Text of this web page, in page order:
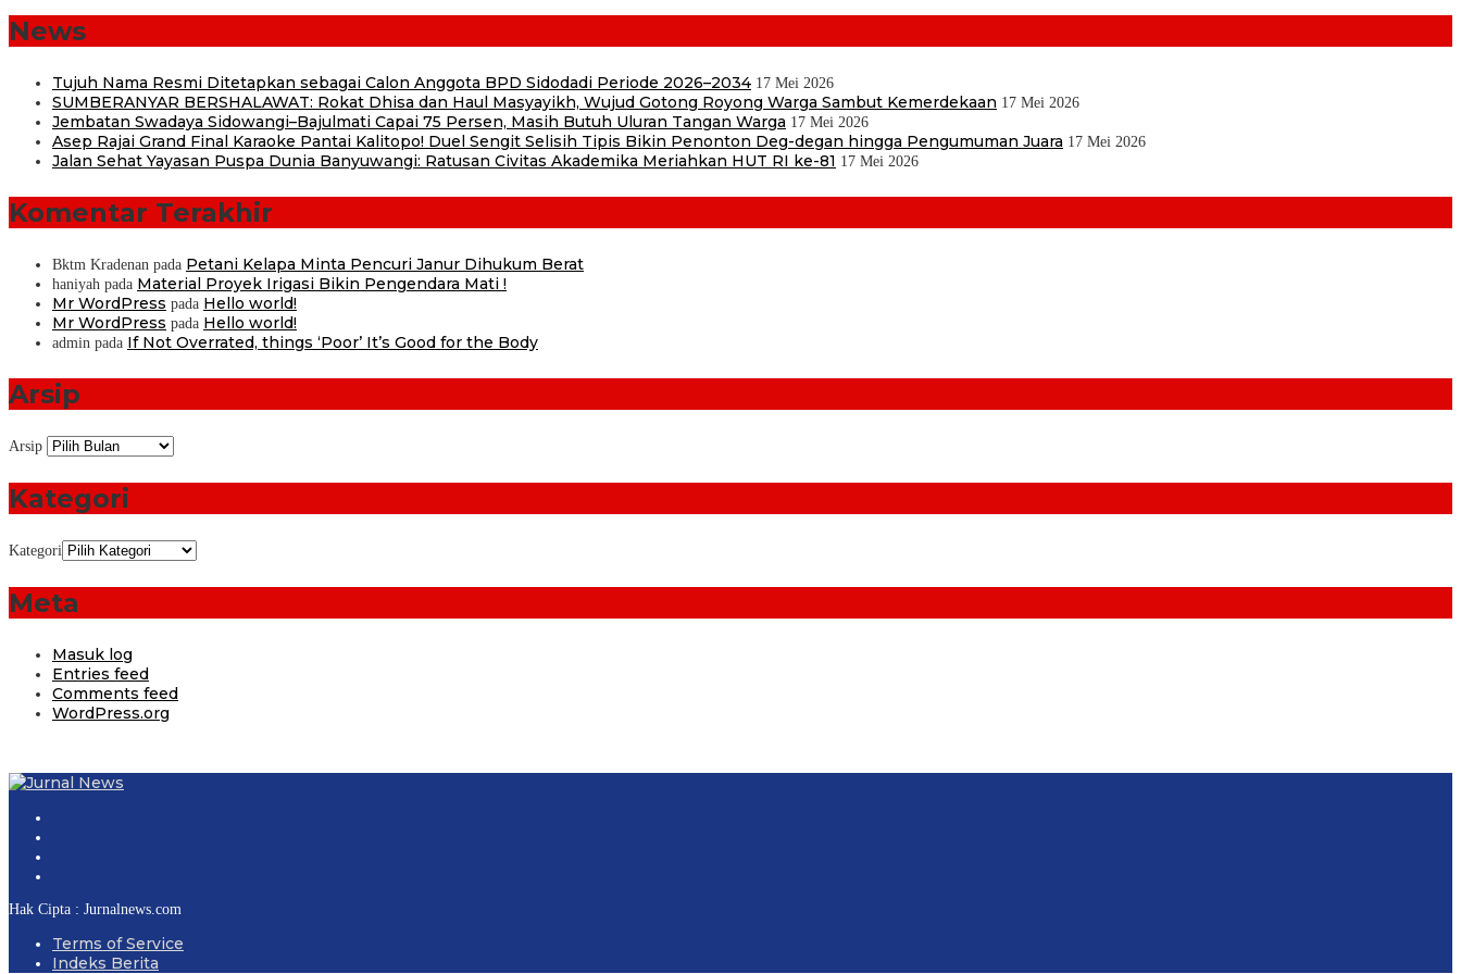
News
Tujuh Nama Resmi Ditetapkan sebagai Calon Anggota BPD Sidodadi Periode 2026–2034 17 Mei 2026
SUMBERANYAR BERSHALAWAT: Rokat Dhisa dan Haul Masyayikh, Wujud Gotong Royong Warga Sambut Kemerdekaan 17 Mei 2026
Jembatan Swadaya Sidowangi–Bajulmati Capai 75 Persen, Masih Butuh Uluran Tangan Warga 17 Mei 2026
Asep Rajai Grand Final Karaoke Pantai Kalitopo! Duel Sengit Selisih Tipis Bikin Penonton Deg-degan hingga Pengumuman Juara 17 Mei 2026
Jalan Sehat Yayasan Puspa Dunia Banyuwangi: Ratusan Civitas Akademika Meriahkan HUT RI ke-81 17 Mei 2026
Komentar Terakhir
Bktm Kradenan pada Petani Kelapa Minta Pencuri Janur Dihukum Berat
haniyah pada Material Proyek Irigasi Bikin Pengendara Mati !
Mr WordPress pada Hello world!
Mr WordPress pada Hello world!
admin pada If Not Overrated, things ‘Poor’ It’s Good for the Body
Arsip
Arsip
Kategori
Kategori
Meta
Masuk log
Entries feed
Comments feed
WordPress.org
Hak Cipta : Jurnalnews.com
Terms of Service
Indeks Berita